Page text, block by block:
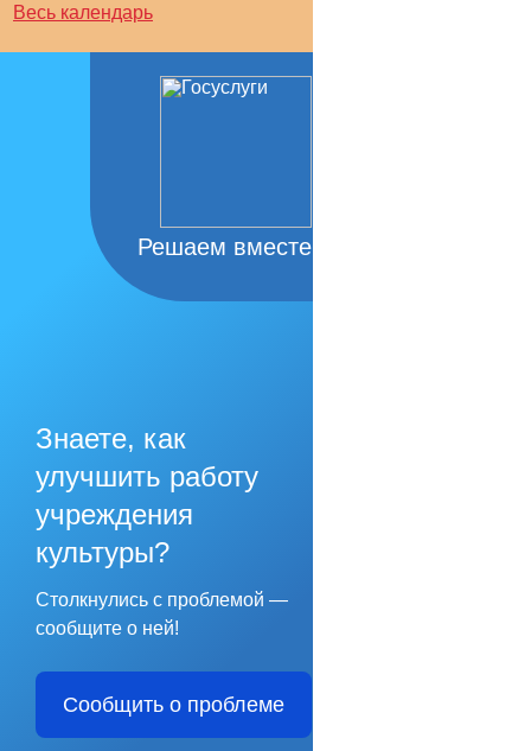
Весь календарь
Решаем вместе
Знаете, как
улучшить работу
учреждения
культуры?
Столкнулись с проблемой —
сообщите о ней!
Сообщить о проблеме